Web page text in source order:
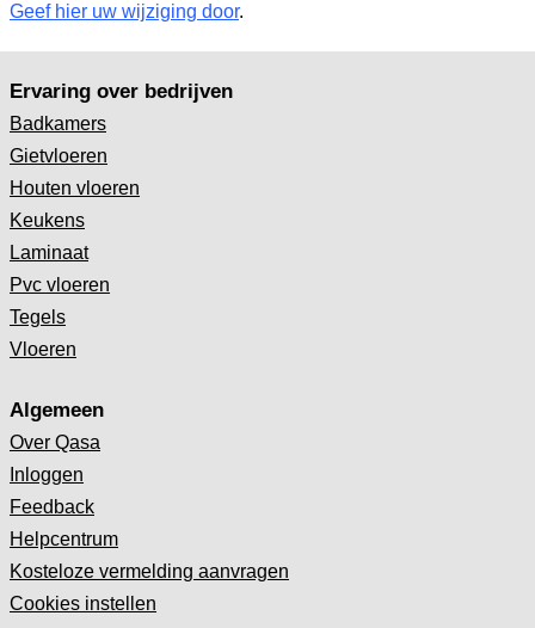
Geef hier uw wijziging door.
Ervaring over bedrijven
Badkamers
Gietvloeren
Houten vloeren
Keukens
Laminaat
Pvc vloeren
Tegels
Vloeren
Algemeen
Over Qasa
Inloggen
Feedback
Helpcentrum
Kosteloze vermelding aanvragen
Cookies instellen